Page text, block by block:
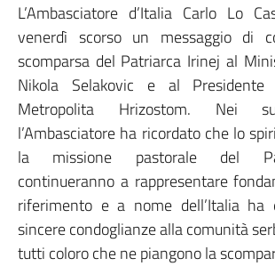
L’Ambasciatore d’Italia Carlo Lo
venerdì scorso un messaggio di
scomparsa del Patriarca Irinej al
Nikola Selakovic e al
Metropolita Hrizostom. Nei
l’Ambasciatore ha ricordato che lo
la missione pastorale del
continueranno a rappresentare
riferimento e a nome dell’Italia ha
sincere condoglianze alla comunità
tutti coloro che ne piangono la